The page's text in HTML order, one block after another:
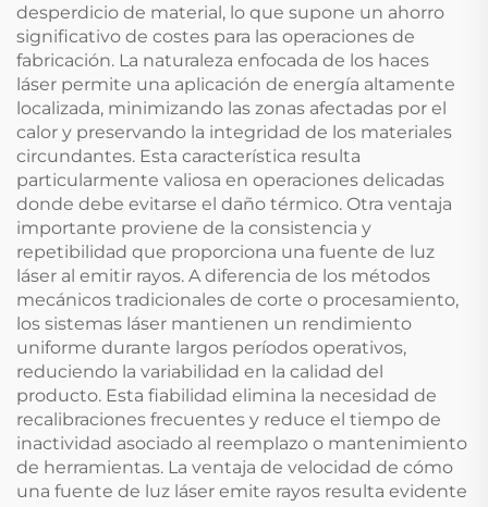
desperdicio de material, lo que supone un ahorro
significativo de costes para las operaciones de
fabricación. La naturaleza enfocada de los haces
láser permite una aplicación de energía altamente
localizada, minimizando las zonas afectadas por el
calor y preservando la integridad de los materiales
circundantes. Esta característica resulta
particularmente valiosa en operaciones delicadas
donde debe evitarse el daño térmico. Otra ventaja
importante proviene de la consistencia y
repetibilidad que proporciona una fuente de luz
láser al emitir rayos. A diferencia de los métodos
mecánicos tradicionales de corte o procesamiento,
los sistemas láser mantienen un rendimiento
uniforme durante largos períodos operativos,
reduciendo la variabilidad en la calidad del
producto. Esta fiabilidad elimina la necesidad de
recalibraciones frecuentes y reduce el tiempo de
inactividad asociado al reemplazo o mantenimiento
de herramientas. La ventaja de velocidad de cómo
una fuente de luz láser emite rayos resulta evidente